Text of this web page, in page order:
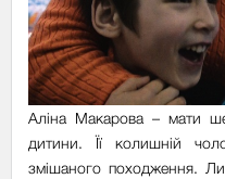
Аліна Макарова – мати
дитини. Її колишній
змішаного походження.